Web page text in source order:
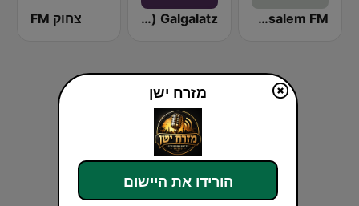
Jerusalem FM (רדיו ירושלים) Galgalatz (גלגלצ רדיו) צחוק FM
מזרח ישן
הורידו את היישום